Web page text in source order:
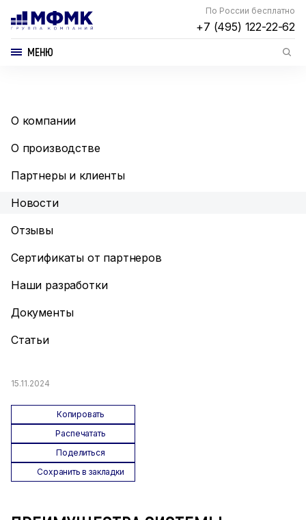
По России бесплатно
+7 (495) 122-22-62
МЕНЮ
О компании
О производстве
Партнеры и клиенты
Новости
Отзывы
Сертификаты от партнеров
Наши разработки
Документы
Статьи
15.11.2024
Копировать
Распечатать
Поделиться
Сохранить в закладки